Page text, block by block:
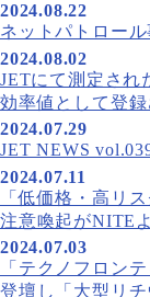
2024.08.22
ネットパトロー
2024.08.02
JETにて測定され
効率値として登
2024.07.29
JET NEWS
2024.07.11
「低価格・高リ
注意喚起がNITE
2024.07.03
「テクノフロン
登壇し「大型リ